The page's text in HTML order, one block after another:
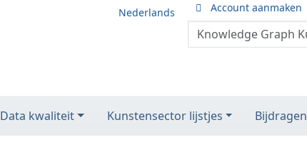
Nederlands Account aanmaken
Data kwaliteit Kunstensector lijstjes Bijdragen